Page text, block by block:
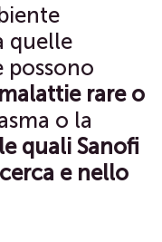
quelle
possono
rare o
o la
quali Sanofi
e nello